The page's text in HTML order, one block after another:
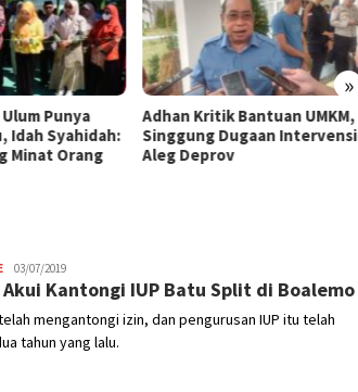
»
Punya
Idah Syahidah:
Minat Orang
Adhan Kritik Bantuan UMKM,
Singgung Dugaan Intervensi
Aleg Deprov
Admin
03/07/2019
Kantongi IUP Batu Split di Boalemo
mengantongi izin, dan pengurusan IUP itu telah
tahun yang lalu.